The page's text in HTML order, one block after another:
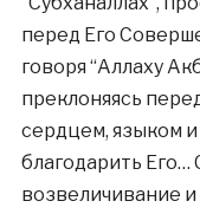
перед Его
говоря “Аллаху
преклоняясь
сердцем, языком и
благодарить Его…
возвеличивание